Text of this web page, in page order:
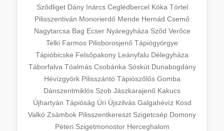
Sződliget Dány Inárcs Ceglédbercel Kóka Törtel
Pilisszentiván Monorierdő Mende Hernád Csemő
Nagytarcsa Bag Ecser Nyáregyháza Sződ Verőce
Telki Farmos Pilisborosjenő Tápiógyörgye
Tápióbicske Felsőpakony Leányfalu Délegyháza
Táborfalva Tóalmás Csobánka Sóskút Dunabogdány
Hévízgyörk Pilisszántó Tápiószőlős Gomba
Dánszentmiklós Szob Jászkarajenő Kakucs
Újhartyán Tápióság Úri Újszilvás Galgahévíz Kosd
Valkó Zsámbok Pilisszentkereszt Szigetcsép Domony
Péteri Szigetmonostor Herceghalom